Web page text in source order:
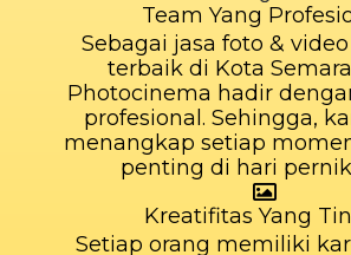
Team Yang
Sebagai jasa foto &
terbaik di Kota
Photocinema hadir
profesional. Sehingga,
menangkap setiap
penting di hari
Kreatifitas Yang
Setiap orang memiliki